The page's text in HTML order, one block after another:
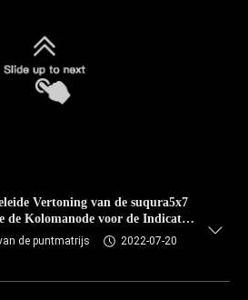
Vertoning van de suqura5x7
de Kolomanode voor de Indicator
de puntmatrijs
2022-07-20